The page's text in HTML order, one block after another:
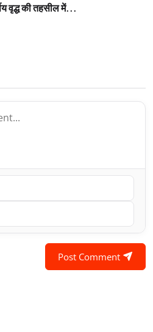
वृद्ध की तहसील में...
Post Comment